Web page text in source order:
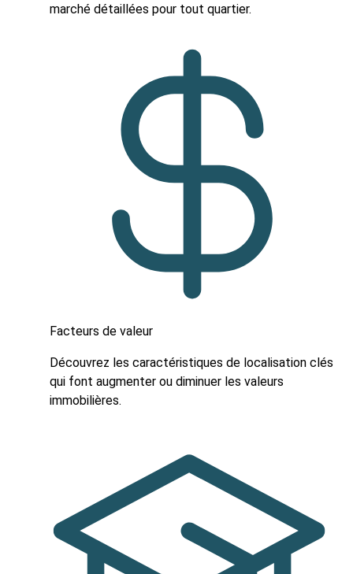
marché détaillées pour tout quartier.
Facteurs de valeur
Découvrez les caractéristiques de localisation clés
qui font augmenter ou diminuer les valeurs
immobilières.